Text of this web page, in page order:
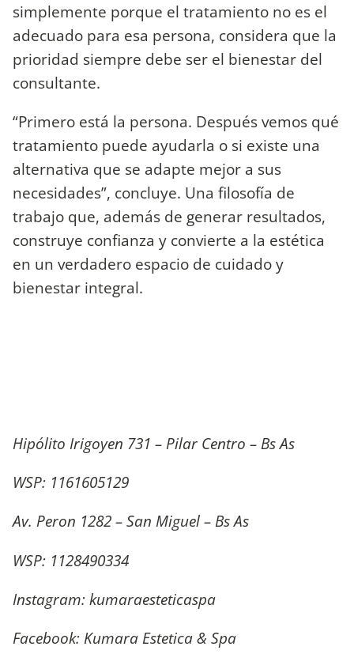
simplemente porque el tratamiento no es el
adecuado para esa persona, considera que la
prioridad siempre debe ser el bienestar del
consultante.
“Primero está la persona. Después vemos qué
tratamiento puede ayudarla o si existe una
alternativa que se adapte mejor a sus
necesidades”, concluye. Una filosofía de
trabajo que, además de generar resultados,
construye confianza y convierte a la estética
en un verdadero espacio de cuidado y
bienestar integral.
Hipólito Irigoyen 731 – Pilar Centro – Bs As
WSP: 1161605129
Av. Peron 1282 – San Miguel – Bs As
WSP: 1128490334
Instagram: kumaraesteticaspa
Facebook: Kumara Estetica & Spa